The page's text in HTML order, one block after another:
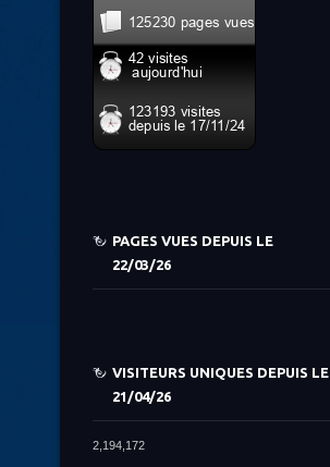
PAGES VUES DEPUIS LE
22/03/26
VISITEURS UNIQUES DEPUIS LE
21/04/26
2,194,172